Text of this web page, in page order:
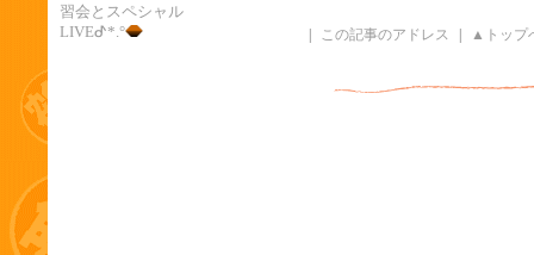
習会とスペシャル
LIVEᕷ*.°
この記事のアドレス ▲トップ